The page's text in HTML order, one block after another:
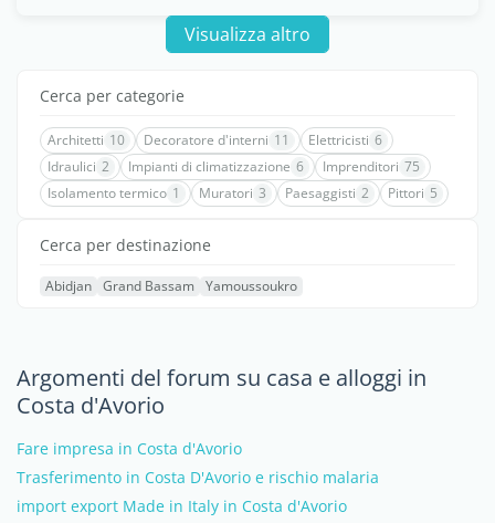
Visualizza altro
Cerca per categorie
Architetti 10 Decoratore d'interni 11 Elettricisti 6
Idraulici 2 Impianti di climatizzazione 6 Imprenditori 75
Isolamento termico 1 Muratori 3 Paesaggisti 2 Pittori 5
Cerca per destinazione
Abidjan Grand Bassam Yamoussoukro
Argomenti del forum su casa e alloggi in
Costa d'Avorio
Fare impresa in Costa d'Avorio
Trasferimento in Costa D'Avorio e rischio malaria
import export Made in Italy in Costa d'Avorio